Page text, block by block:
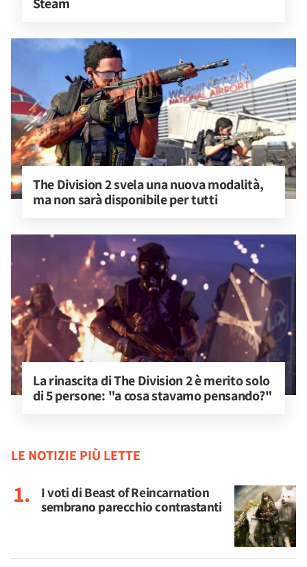
The Division 2 svela una nuova modalità,
ma non sarà disponibile per tutti
La rinascita di The Division 2 è merito solo
di 5 persone: "a cosa stavamo pensando?"
LE NOTIZIE PIÙ LETTE
I voti di Beast of Reincarnation
sembrano parecchio contrastanti